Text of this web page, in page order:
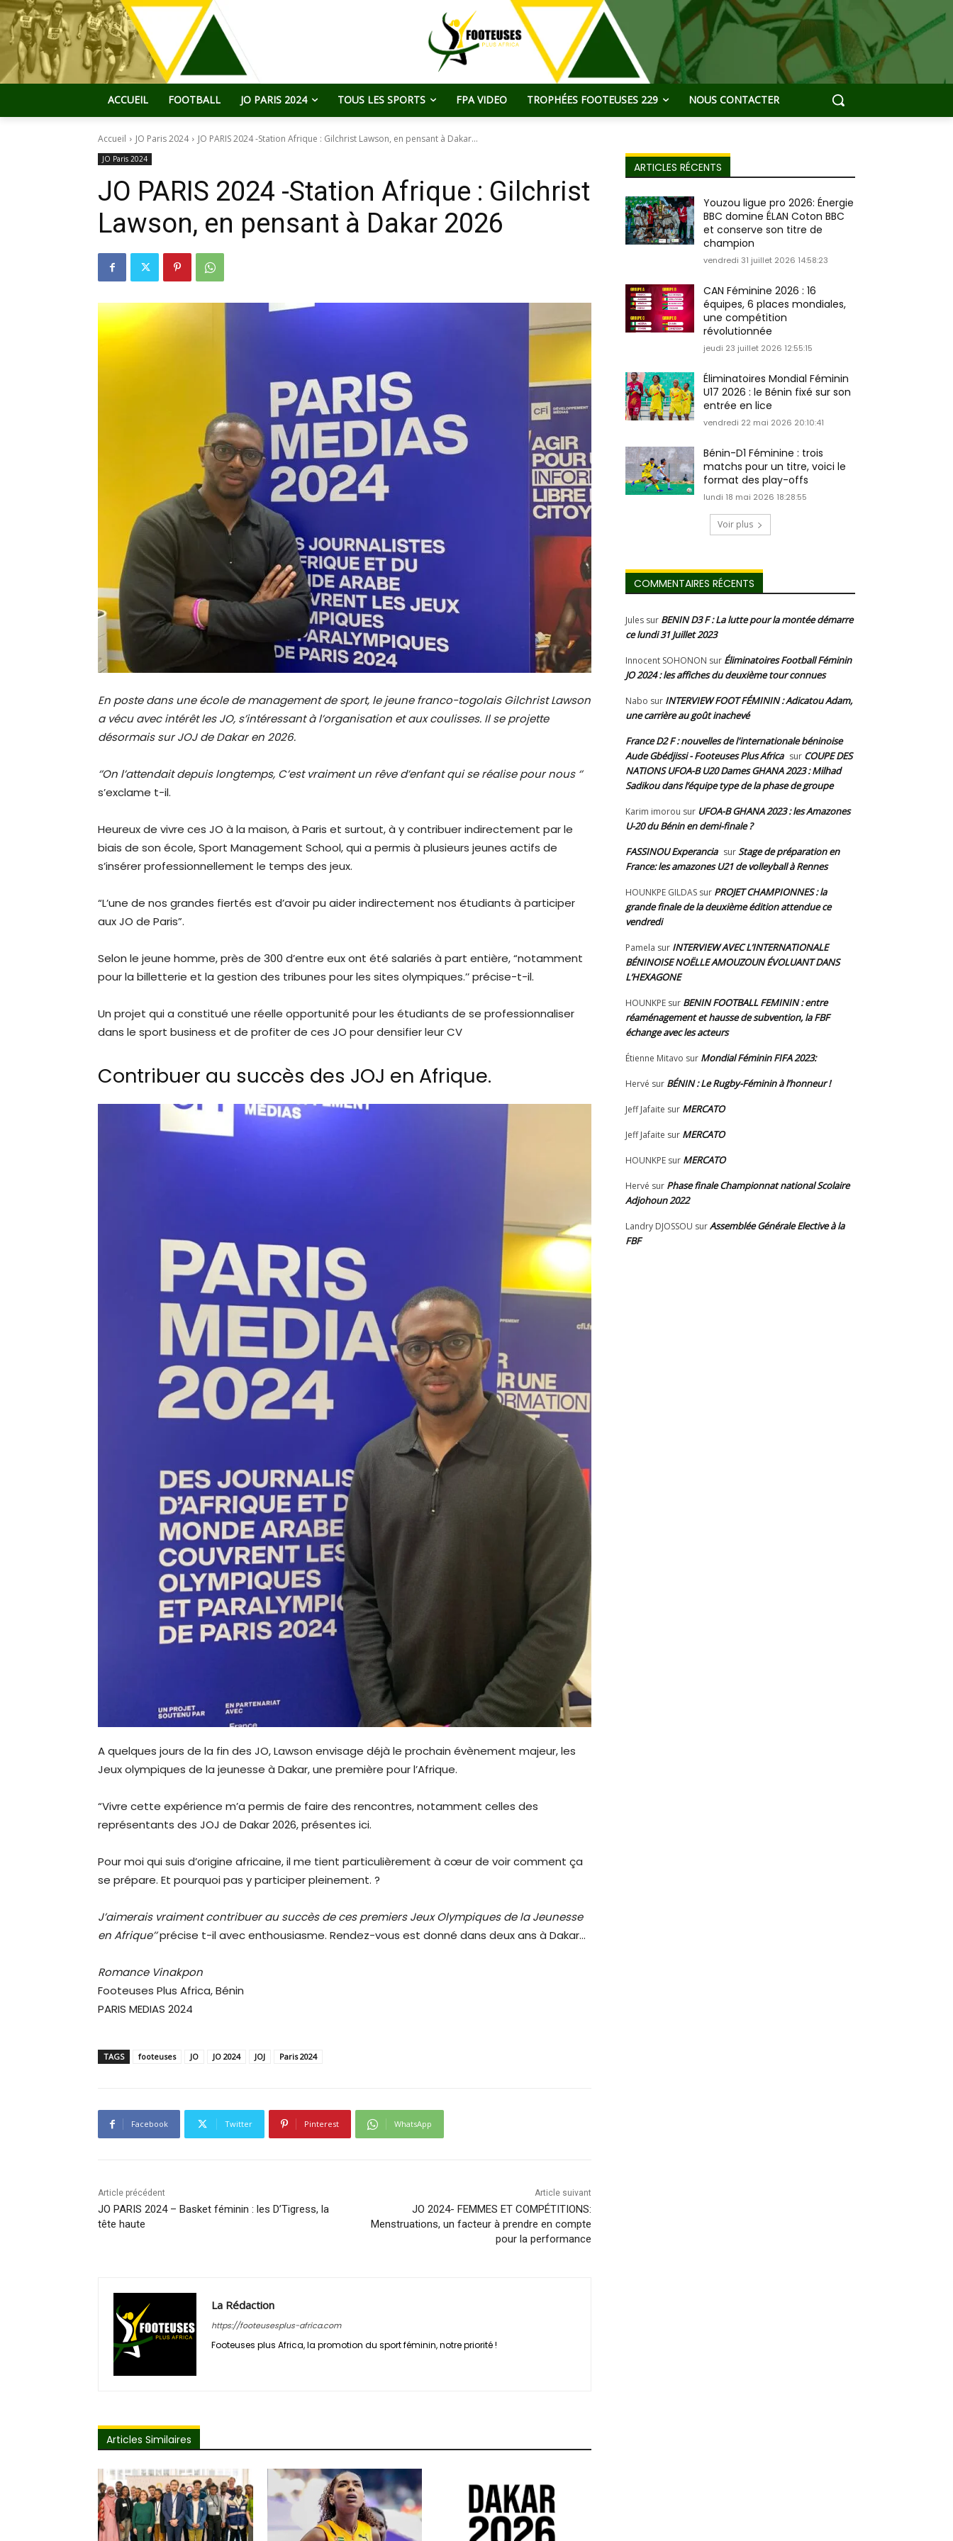
ACCUEIL FOOTBALL JO PARIS 2024 TOUS LES SPORTS FPA VIDEO TROPHÉES FOOTEUSES 229 NOUS CONTACTER
Accueil JO Paris 2024 JO PARIS 2024 -Station Afrique : Gilchrist Lawson, en pensant à Dakar...
JO Paris 2024
JO PARIS 2024 -Station Afrique : Gilchrist
Lawson, en pensant à Dakar 2026
En poste dans une école de management de sport, le jeune franco-togolais Gilchrist Lawson
a vécu avec intérêt les JO, s’intéressant à l’organisation et aux coulisses. Il se projette
désormais sur JOJ de Dakar en 2026.
‘’On l’attendait depuis longtemps, C’est vraiment un rêve d’enfant qui se réalise pour nous ‘’
s’exclame t-il.
Heureux de vivre ces JO à la maison, à Paris et surtout, à y contribuer indirectement par le
biais de son école, Sport Management School, qui a permis à plusieurs jeunes actifs de
s’insérer professionnellement le temps des jeux.
“L’une de nos grandes fiertés est d’avoir pu aider indirectement nos étudiants à participer
aux JO de Paris”.
Selon le jeune homme, près de 300 d’entre eux ont été salariés à part entière, “notamment
pour la billetterie et la gestion des tribunes pour les sites olympiques.’’ précise-t-il.
Un projet qui a constitué une réelle opportunité pour les étudiants de se professionnaliser
dans le sport business et de profiter de ces JO pour densifier leur CV
Contribuer au succès des JOJ en Afrique.
A quelques jours de la fin des JO, Lawson envisage déjà le prochain évènement majeur, les
Jeux olympiques de la jeunesse à Dakar, une première pour l’Afrique.
“Vivre cette expérience m’a permis de faire des rencontres, notamment celles des
représentants des JOJ de Dakar 2026, présentes ici.
Pour moi qui suis d’origine africaine, il me tient particulièrement à cœur de voir comment ça
se prépare. Et pourquoi pas y participer pleinement. ?
J’aimerais vraiment contribuer au succès de ces premiers Jeux Olympiques de la Jeunesse
en Afrique’’précise t-il avec enthousiasme. Rendez-vous est donné dans deux ans à Dakar…
Romance Vinakpon
Footeuses Plus Africa, Bénin
PARIS MEDIAS 2024
TAGS footeuses JO JO 2024 JOJ Paris 2024
Facebook Twitter Pinterest WhatsApp
Article précédent
JO PARIS 2024 – Basket féminin : les D’Tigress, la
tête haute
Article suivant
JO 2024- FEMMES ET COMPÉTITIONS:
Menstruations, un facteur à prendre en compte
pour la performance
La Rédaction
https://footeusesplus-africa.com
Footeuses plus Africa, la promotion du sport féminin, notre priorité !
Articles Similaires
ARTICLES RÉCENTS
Youzou ligue pro 2026: Énergie
BBC domine ÉLAN Coton BBC
et conserve son titre de
champion
vendredi 31 juillet 2026 14:58:23
CAN Féminine 2026 : 16
équipes, 6 places mondiales,
une compétition
révolutionnée
jeudi 23 juillet 2026 12:55:15
Éliminatoires Mondial Féminin
U17 2026 : le Bénin fixé sur son
entrée en lice
vendredi 22 mai 2026 20:10:41
Bénin-D1 Féminine : trois
matchs pour un titre, voici le
format des play-offs
lundi 18 mai 2026 18:28:55
Voir plus
COMMENTAIRES RÉCENTS
Jules sur BENIN D3 F : La lutte pour la montée démarre
ce lundi 31 Juillet 2023
Innocent SOHONON sur Éliminatoires Football Féminin
JO 2024 : les affiches du deuxième tour connues
Nabo sur INTERVIEW FOOT FÉMININ : Adicatou Adam,
une carrière au goût inachevé
France D2 F : nouvelles de l'internationale béninoise
Aude Gbédjissi - Footeuses Plus Africa sur COUPE DES
NATIONS UFOA-B U20 Dames GHANA 2023 : Milhad
Sadikou dans l’équipe type de la phase de groupe
Karim imorou sur UFOA-B GHANA 2023 : les Amazones
U-20 du Bénin en demi-finale ?
FASSINOU Experancia surStage de préparation en
France: les amazones U21 de volleyball à Rennes
HOUNKPE GILDAS sur PROJET CHAMPIONNES : la
grande finale de la deuxième édition attendue ce
vendredi
Pamela sur INTERVIEW AVEC L’INTERNATIONALE
BÉNINOISE NOËLLE AMOUZOUN ÉVOLUANT DANS
L’HEXAGONE
HOUNKPE sur BENIN FOOTBALL FEMININ : entre
réaménagement et hausse de subvention, la FBF
échange avec les acteurs
Étienne Mitavo sur Mondial Féminin FIFA 2023:
Hervé sur BÉNIN : Le Rugby-Féminin à l’honneur !
Jeff Jafaite sur MERCATO
Jeff Jafaite sur MERCATO
HOUNKPE sur MERCATO
Hervé sur Phase finale Championnat national Scolaire
Adjohoun 2022
Landry DJOSSOU surAssemblée Générale Elective à la
FBF